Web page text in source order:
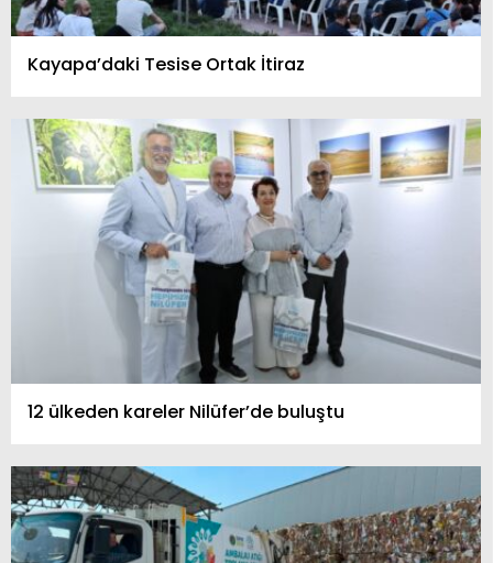
Kayapa’daki Tesise Ortak İtiraz
12 ülkeden kareler Nilüfer’de buluştu